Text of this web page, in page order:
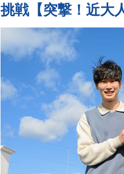
挑戦【突撃！近大